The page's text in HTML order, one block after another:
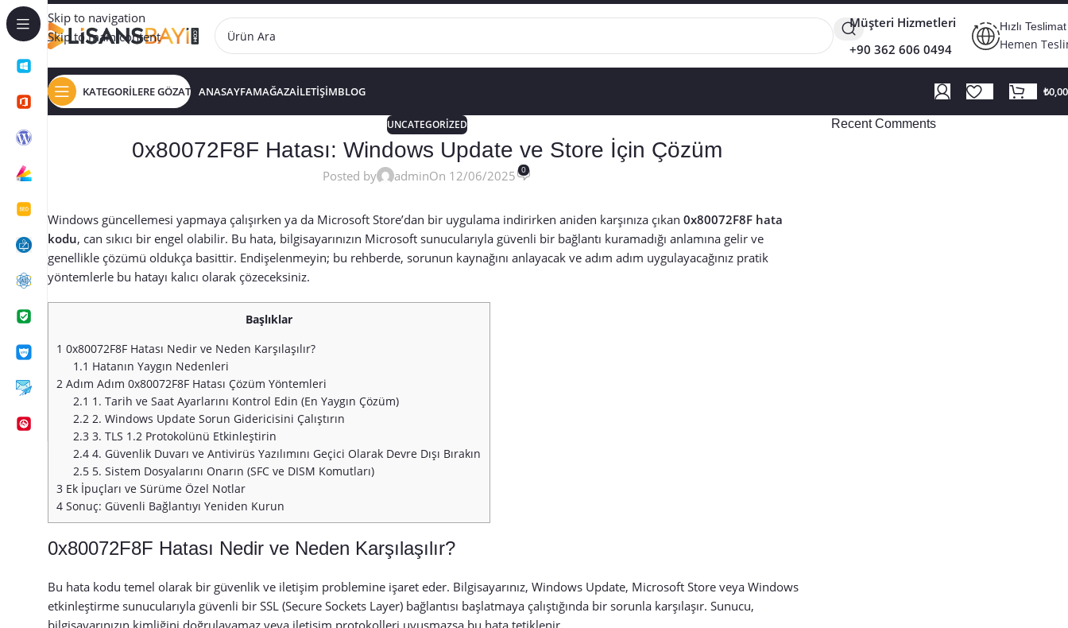
Skip to navigation
Skip to main content
Müşteri Hizmetleri
+90 362 606 0494
Hızlı Teslimat
Hemen
KATEGORİLERE GÖZAT ANASAYFAMAĞAZAİLETİŞİMBLOG ₺0,00
UNCATEGORIZED
0x80072F8F Hatası: Windows Update ve Store İçin Çözüm
Posted by adminOn 12/06/2025 0
Windows güncellemesi yapmaya çalışırken ya da Microsoft Store’dan bir uygulama indirirken aniden karşınıza çıkan 0x80072F8F hata
kodu, can sıkıcı bir engel olabilir. Bu hata, bilgisayarınızın Microsoft sunucularıyla güvenli bir bağlantı kuramadığı anlamına gelir ve
genellikle çözümü oldukça basittir. Endişelenmeyin; bu rehberde, sorunun kaynağını anlayacak ve adım adım uygulayacağınız pratik
yöntemlerle bu hatayı kalıcı olarak çözeceksiniz.
Başlıklar
1 0x80072F8F Hatası Nedir ve Neden Karşılaşılır?
1.1 Hatanın Yaygın Nedenleri
2 Adım Adım 0x80072F8F Hatası Çözüm Yöntemleri
2.1 1. Tarih ve Saat Ayarlarını Kontrol Edin (En Yaygın Çözüm)
2.2 2. Windows Update Sorun Gidericisini Çalıştırın
2.3 3. TLS 1.2 Protokolünü Etkinleştirin
2.4 4. Güvenlik Duvarı ve Antivirüs Yazılımını Geçici Olarak Devre Dışı Bırakın
2.5 5. Sistem Dosyalarını Onarın (SFC ve DISM Komutları)
3 Ek İpuçları ve Sürüme Özel Notlar
4 Sonuç: Güvenli Bağlantıyı Yeniden Kurun
0x80072F8F Hatası Nedir ve Neden Karşılaşılır?
Bu hata kodu temel olarak bir güvenlik ve iletişim problemine işaret eder. Bilgisayarınız, Windows Update, Microsoft Store veya Windows
etkinleştirme sunucularıyla güvenli bir SSL (Secure Sockets Layer) bağlantısı başlatmaya çalıştığında bir sorunla karşılaşır. Sunucu,
bilgisayarınızın kimliğini doğrulayamaz veya iletişim protokolleri uyuşmazsa bu hata tetiklenir.
Recent Comments